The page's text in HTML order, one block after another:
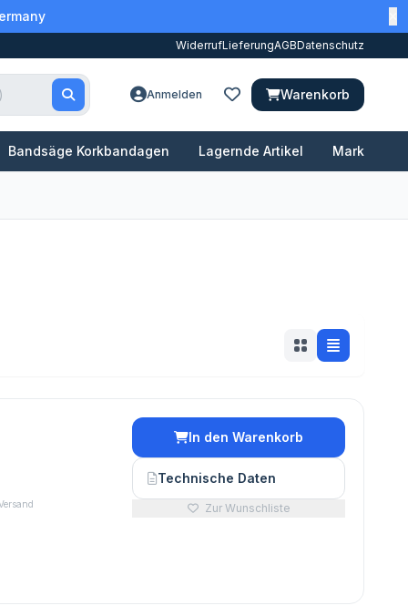
WiderrufLieferungAGBDatenschutz
Anmelden Warenkorb
Bandsäge Korkbandagen Lagernde Artikel Marken
In den Warenkorb
Technische Daten
Zur Wunschliste